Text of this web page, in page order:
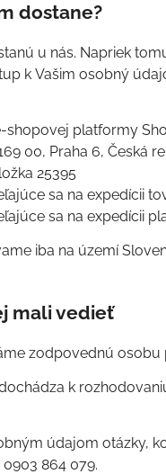
dostane?
u nás. Napriek
k Vašim osobný
shopovej platformy
00, Praha 6, Česká
25395
sa na expedícii
sa na expedícii
iba na území
mali vedieť
zodpovednú
k
údajom otázky,
864 079.